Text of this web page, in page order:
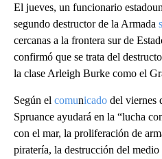
El jueves, un funcionario
segundo destructor de la Armada
cercanas a la frontera sur de
confirmó que se trata del
la clase Arleigh Burke como el
Según el comunicado del viernes
Spruance ayudará en la “lucha
con el mar, la proliferación de
piratería, la destrucción del